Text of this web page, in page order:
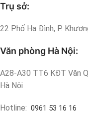
Trụ sở:
22 Phố Hạ Đình, P.
Văn phòng Hà Nội:
A28-A30 TT6 KĐT Văn
Hà Nội
Hotline: 0961 53 16 16